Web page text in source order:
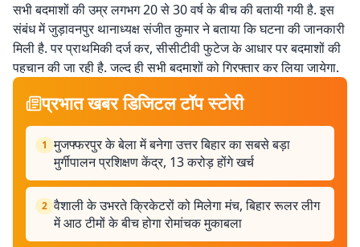
सभी बदमाशों की उम्र लगभग 20 से 30 वर्ष के बीच की बतायी गयी है. इस
संबंध में जुड़ावनपुर थानाध्यक्ष संजीत कुमार ने बताया कि घटना की जानकारी
मिली है. पर प्राथमिकी दर्ज कर, सीसीटीवी फुटेज के आधार पर बदमाशों की
पहचान की जा रही है. जल्द ही सभी बदमाशों को गिरफ्तार कर लिया जायेगा.
प्रभात खबर डिजिटल टॉप स्टोरी
1 मुजफ्फरपुर के बेला में बनेगा उत्तर बिहार का सबसे बड़ा
मुर्गीपालन प्रशिक्षण केंद्र, 13 करोड़ होंगे खर्च
2 वैशाली के उभरते क्रिकेटरों को मिलेगा मंच, बिहार रूलर लीग
में आठ टीमों के बीच होगा रोमांचक मुकाबला